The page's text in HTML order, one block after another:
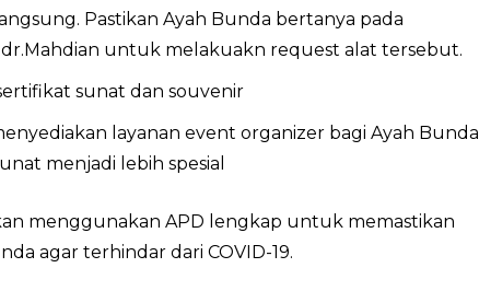
Pastikan Ayah Bunda bertanya pada
untuk melakuakn request alat tersebut.
sunat dan souvenir
layanan event organizer bagi Ayah Bunda
menjadi lebih spesial
menggunakan APD lengkap untuk memastikan
agar terhindar dari COVID-19.